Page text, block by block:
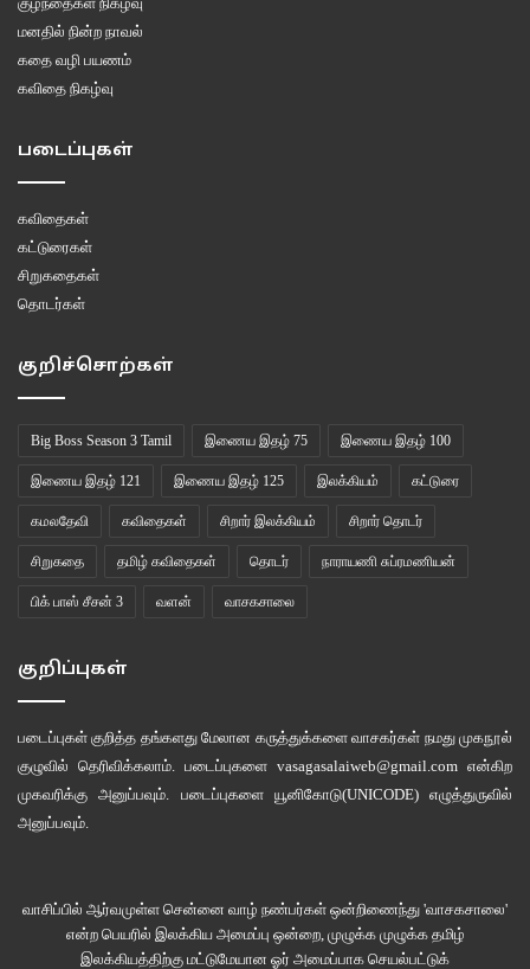
மனதில் நின்ற நாவல்
கதை வழி பயணம்
கவிதை நிகழ்வு
படைப்புகள்
கவிதைகள்
கட்டுரைகள்
சிறுகதைகள்
தொடர்கள்
குறிச்சொற்கள்
Big Boss Season 3 Tamil இணைய இதழ் 75 இணைய இதழ் 100
இணைய இதழ் 121 இணைய இதழ் 125 இலக்கியம் கட்டுரை
கமலதேவி கவிதைகள் சிறார் இலக்கியம் சிறார் தொடர்
சிறுகதை தமிழ் கவிதைகள் தொடர் நாராயணி சுப்ரமணியன்
பிக் பாஸ் சீசன் 3 வளன் வாசகசாலை
குறிப்புகள்
படைப்புகள் குறித்த தங்களது மேலான கருத்துக்களை வாசகர்கள் நமது முகநூல்
குழுவில் தெரிவிக்கலாம். படைப்புகளை vasagasalaiweb@gmail.com என்கிற
முகவரிக்கு அனுப்பவும். படைப்புகளை யூனிகோடு(UNICODE)எழுத்துருவில்
அனுப்பவும்.
வாசிப்பில் ஆர்வமுள்ள சென்னை வாழ் நண்பர்கள் ஒன்றிணைந்து 'வாசகசாலை'
என்ற பெயரில் இலக்கிய அமைப்பு ஒன்றை, முழுக்க முழுக்க தமிழ்
இலக்கியத்திற்கு மட்டுமேயான ஓர் அமைப்பாக செயல்பட்டுக்